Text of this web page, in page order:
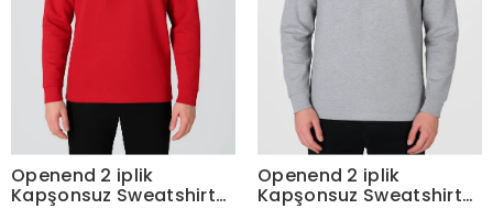
Openend 2 iplik
Kapşonsuz Sweatshirt
Openend 2 iplik
Kapşonsuz Sweatshirt